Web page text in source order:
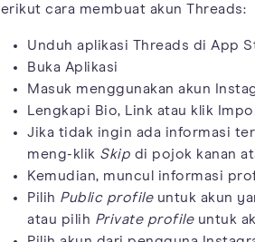
cara membuat akun Threads:
Unduh aplikasi Threads di App
Buka Aplikasi
Masuk menggunakan akun
Lengkapi Bio, Link atau klik
Jika tidak ingin ada informasi
meng-klik Skip di pojok kanan
Kemudian, muncul informasi
Pilih Public profileuntuk akun
atau pilih Private profileuntuk